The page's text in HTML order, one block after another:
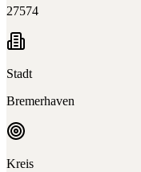
27574
Stadt
Bremerhaven
Kreis